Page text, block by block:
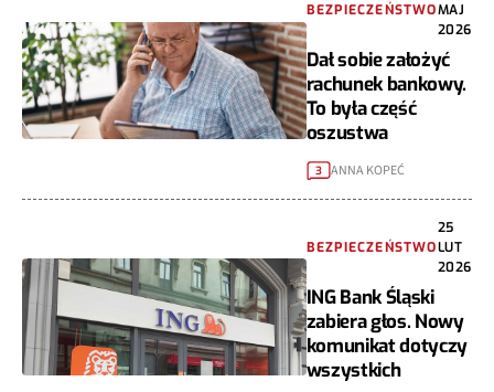
BEZPIECZEŃSTWOMAJ
2026
Dał sobie założyć
rachunek bankowy.
To była część
oszustwa
3 ANNA KOPEĆ
BEZPIECZEŃSTWO
25
LUT
2026
ING Bank Śląski
zabiera głos. Nowy
komunikat dotyczy
wszystkich